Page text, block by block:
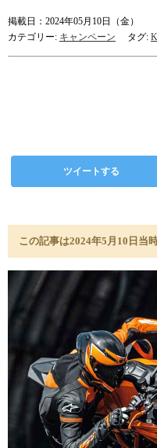
掲載日：2024年05月10日（金）
カテゴリー: キャンペーン タグ:
ツイートする
この記事は2024年5月10日当